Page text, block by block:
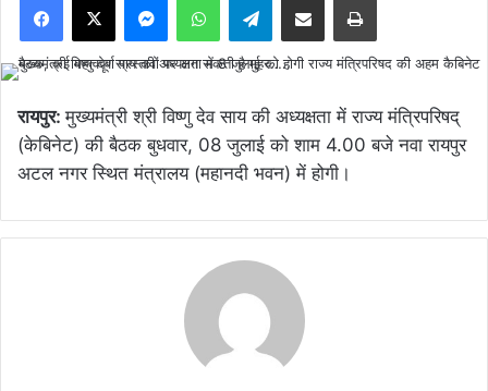
रायपुर:मुख्यमंत्री श्री विष्णु देव साय की अध्यक्षता में राज्य मंत्रिपरिषद्
(केबिनेट) की बैठक बुधवार, 08 जुलाई को शाम 4.00 बजे नवा रायपुर
अटल नगर स्थित मंत्रालय (महानदी भवन) में होगी।